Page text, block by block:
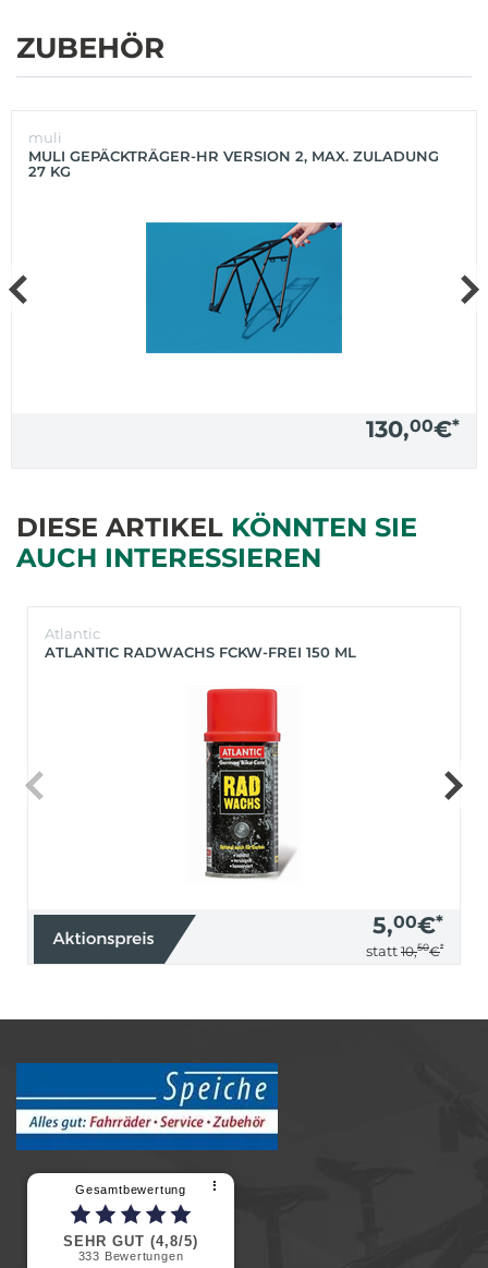
ZUBEHÖR
muli
MULI GEPÄCKTRÄGER-HR VERSION 2, MAX. ZULADUNG
27 KG
130,00€*
DIESE ARTIKEL KÖNNTEN SIE
AUCH INTERESSIEREN
Atlantic
ATLANTIC RADWACHS FCKW-FREI 150 ML
5,00€*
statt 10,50€*
Gesamtbewertung ⠇
SEHR GUT (4,8/5)
333 Bewertungen